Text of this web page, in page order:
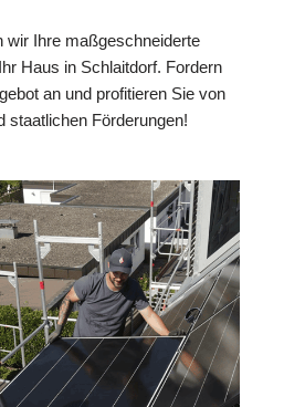
wir Ihre maßgeschneiderte
Haus in Schlaitdorf. Fordern
an und profitieren Sie von
staatlichen Förderungen!